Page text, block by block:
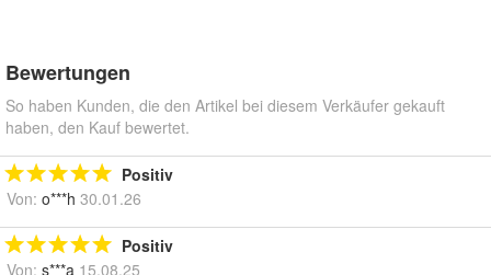
Bewertungen
So haben Kunden, die den Artikel bei diesem Verkäufer gekauft
haben, den Kauf bewertet.
Positiv
Von: o***h 30.01.26
Positiv
Von: s***a 15.08.25